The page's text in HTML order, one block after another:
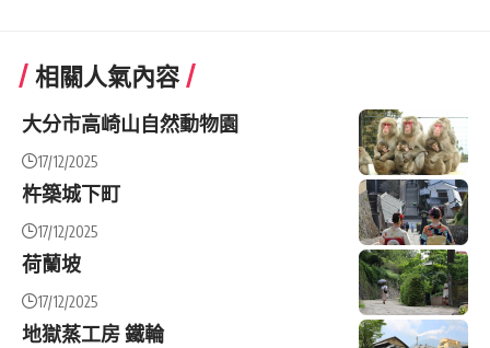
相關人氣內容
大分市高崎山自然動物園
17/12/2025
杵築城下町
17/12/2025
荷蘭坡
17/12/2025
地獄蒸工房 鐵輪